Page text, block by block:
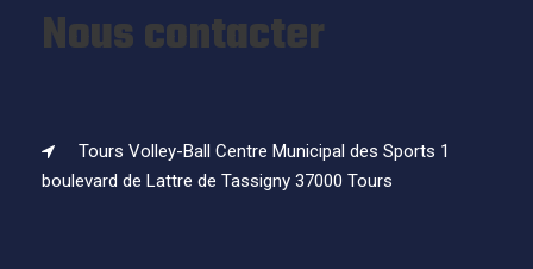
Nous contacter
Tours Volley-Ball Centre Municipal des Sports 1
boulevard de Lattre de Tassigny 37000 Tours